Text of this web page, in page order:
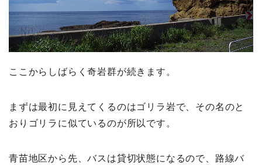
ここからしばらく奇岩群が続きます。
まずは最初に見えてくるのはゴリラ岩で、その名のと
おりゴリラに似ているのが所以です。
青苗地区から先、バスは貸切状態になるので、路線バ